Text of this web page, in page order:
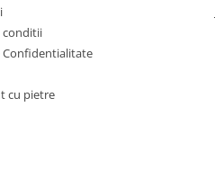
conditii
Confidentialitate
cu pietre